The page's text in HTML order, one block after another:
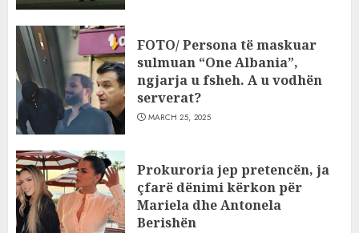
FOTO/ Persona të maskuar
sulmuan “One Albania”,
ngjarja u fsheh. A u vodhën
serverat?
MARCH 25, 2025
Prokuroria jep pretencën, ja
çfarë dënimi kërkon për
Mariela dhe Antonela
Berishën